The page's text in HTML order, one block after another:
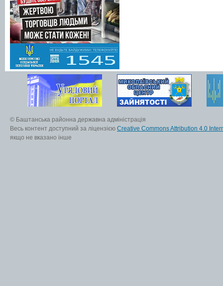
© Баштанська районна державна адміністрація
Весь контент доступний за ліцензією Creative Commons Attribution 4.0
якщо не вказано інше